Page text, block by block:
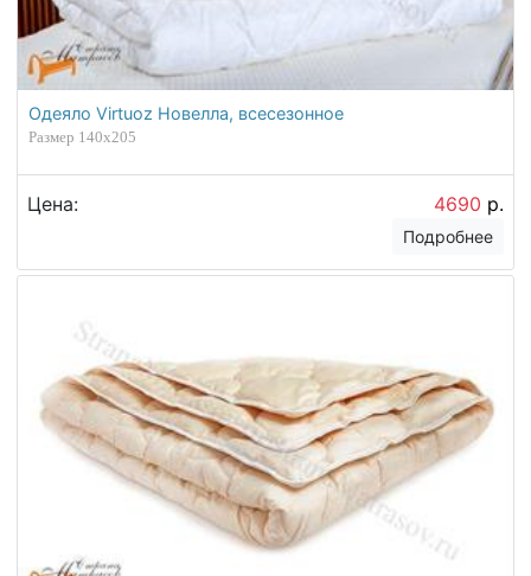
Одеяло Virtuoz Новелла, всесезонное
Размер 140х205
Цена: 4690 р.
Подробнее